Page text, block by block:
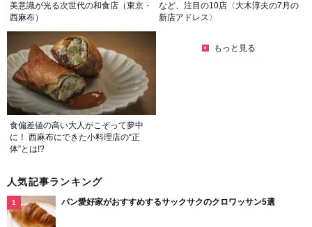
美意識が光る次世代の和食店（東京・
西麻布）
など、注目の10店〈大木淳夫の7月の
新店アドレス〉
食偏差値の高い大人がこぞって夢中
に！ 西麻布にできた小料理店の“正
体”とは!?
もっと見る
人気記事ランキング
パン愛好家がおすすめするサックサクのクロワッサン5選